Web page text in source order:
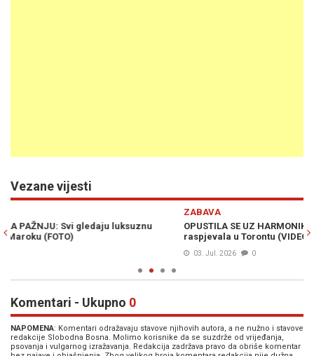
Vezane vijesti
OPUSTILA SE UZ HARMONIKU: Poslušajte kako se Kolinda
raspjevala u Torontu (VIDEO)
Komentari - Ukupno 0
NAPOMENA: Komentari odražavaju stavove njihovih autora, a ne nužno i stavove
redakcije Slobodna Bosna. Molimo korisnike da se suzdrže od vrijeđanja,
psovanja i vulgarnog izražavanja. Redakcija zadržava pravo da obriše komentar